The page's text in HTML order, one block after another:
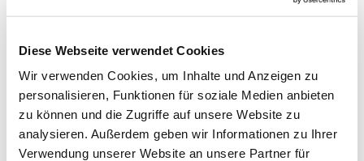
Diese Webseite verwendet Cookies
Wir verwenden Cookies, um Inhalte und Anzeigen zu
personalisieren, Funktionen für soziale Medien anbieten
zu können und die Zugriffe auf unsere Website zu
analysieren. Außerdem geben wir Informationen zu Ihrer
Verwendung unserer Website an unsere Partner für